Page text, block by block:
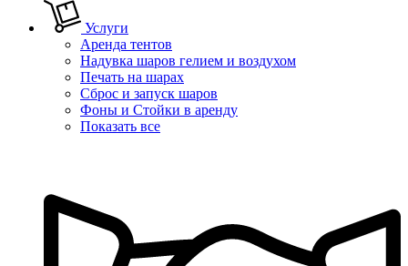
Услуги
Аренда тентов
Надувка шаров гелием и воздухом
Печать на шарах
Сброс и запуск шаров
Фоны и Стойки в аренду
Показать все